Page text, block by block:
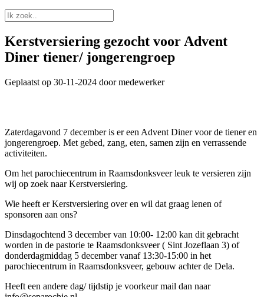
Kerstversiering gezocht voor Advent
Diner tiener/ jongerengroep
Geplaatst op 30-11-2024 door medewerker
Zaterdagavond 7 december is er een Advent Diner voor de tiener en
jongerengroep. Met gebed, zang, eten, samen zijn en verrassende
activiteiten.
Om het parochiecentrum in Raamsdonksveer leuk te versieren zijn
wij op zoek naar Kerstversiering.
Wie heeft er Kerstversiering over en wil dat graag lenen of
sponsoren aan ons?
Dinsdagochtend 3 december van 10:00- 12:00 kan dit gebracht
worden in de pastorie te Raamsdonksveer ( Sint Jozeflaan 3) of
donderdagmiddag 5 december vanaf 13:30-15:00 in het
parochiecentrum in Raamsdonksveer, gebouw achter de Dela.
Heeft een andere dag/ tijdstip je voorkeur mail dan naar